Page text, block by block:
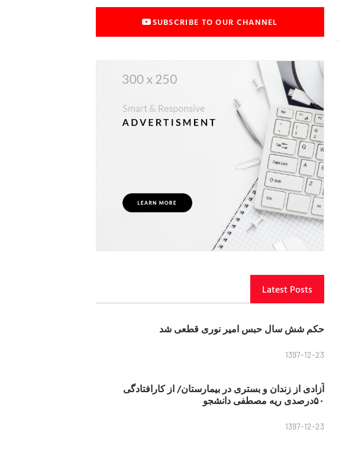
SUBSCRIBE TO OUR CHANNEL
Latest Posts
حکم شش سال حبس امیر نوری قطعی شد
1397-12-23
آزادی از زندان و بستری در بیمارستان/ از کارافتادگی
۵۰درصدی ریه مصطفی دانشجو
1397-12-23